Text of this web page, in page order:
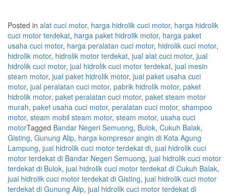
Posted in alat cuci motor, harga hidrolik cuci motor, harga hidrolik
cuci motor terdekat, harga paket hidrolik motor, harga paket
usaha cuci motor, harga peralatan cuci motor, hidrolik cuci motor,
hidrolik motor, hidrolik motor terdekat, jual alat cuci motor, jual
hidrolik cuci motor, jual hidrolik cuci motor terdekat, jual mesin
steam motor, jual paket hidrolik motor, jual paket usaha cuci
motor, jual peralatan cuci motor, pabrik hidrolik motor, paket
hidrolik motor, paket peralatan cuci motor, paket steam motor
murah, paket usaha cuci motor, peralatan cuci motor, shampoo
motor, steam mobil steam motor, steam motor, usaha cuci
motorTagged Bandar Negeri Semuong, Bulok, Cukuh Balak,
Gisting, Gunung Alip, harga kompresor angin di Kota Agung
Lampung, jual hidrolik cuci motor terdekat di, jual hidrolik cuci
motor terdekat di Bandar Negeri Semuong, jual hidrolik cuci motor
terdekat di Bulok, jual hidrolik cuci motor terdekat di Cukuh Balak,
jual hidrolik cuci motor terdekat di Gisting, jual hidrolik cuci motor
terdekat di Gunung Alip, jual hidrolik cuci motor terdekat di